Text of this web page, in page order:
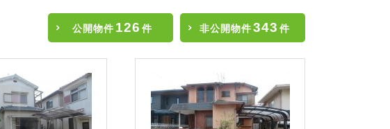
公開物件 126 件 非公開物件343 件